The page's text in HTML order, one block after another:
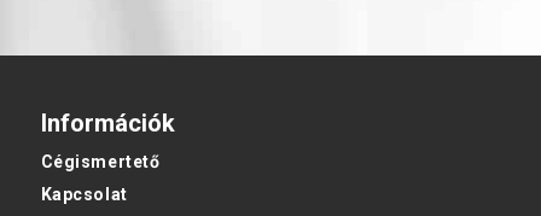
Információk
Cégismertető
Kapcsolat